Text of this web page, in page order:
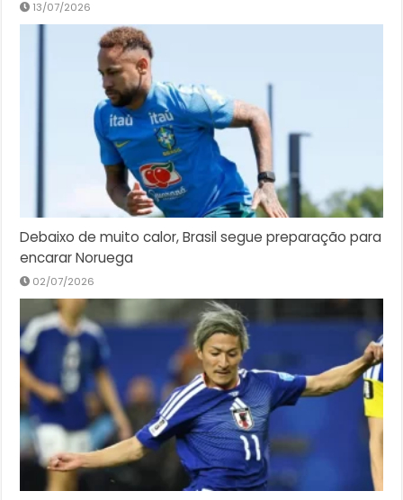
13/07/2026
Debaixo de muito calor, Brasil segue preparação para
encarar Noruega
02/07/2026